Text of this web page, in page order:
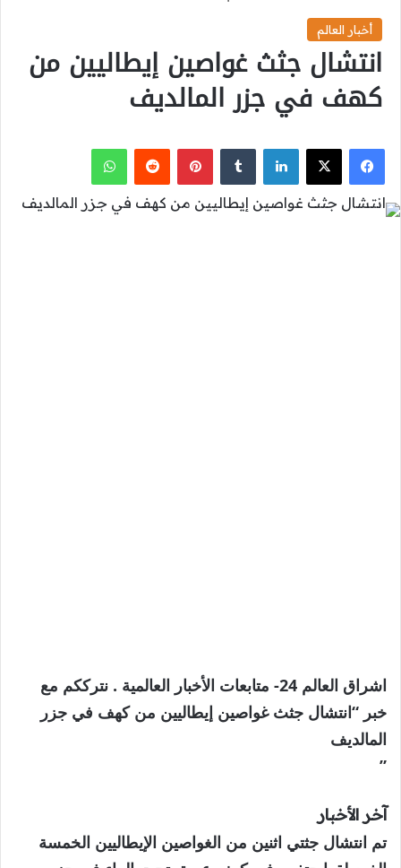
أخبار العالم
انتشال جثث غواصين إيطاليين من
كهف في جزر المالديف
فيسبوك
‫X لينكدإن بينتيريست واتساب
اشراق العالم 24- متابعات الأخبار العالمية . نترككم مع
خبر “انتشال جثث غواصين إيطاليين من كهف في جزر
المالديف
”
آخر الأخبار
تم انتشال جثتي اثنين من الغواصين الإيطاليين الخمسة